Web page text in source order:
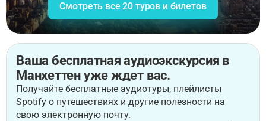
Смотреть все 20 туров и билетов
Ваша бесплатная аудиоэкскурсия в
Манхеттен уже ждет вас.
Получайте бесплатные аудиотуры, плейлисты
Spotify о путешествиях и другие полезности на
свою электронную почту.